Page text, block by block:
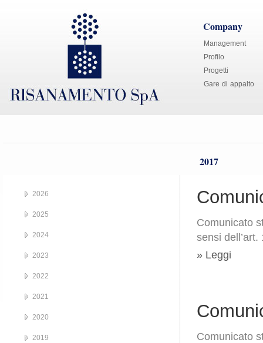
Company
Management
Profilo
Progetti
Gare di appalto
2017
Comunicato
sensi
» Leggi
Comunicato
2026
2025
2024
2023
2022
2021
2020
2019